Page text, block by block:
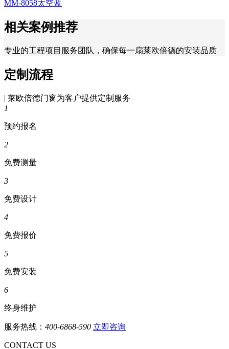
MM-8058太空蓝
相关案例推荐
专业的工程项目服务团队，确保每一扇莱欧倍德的安装品质
定制流程
| 莱欧倍德门窗为客户提供定制服务
1
预约报名
2
免费测量
3
免费设计
4
免费报价
5
免费安装
6
终身维护
服务热线： 400-6868-590 立即咨询
CONTACT US